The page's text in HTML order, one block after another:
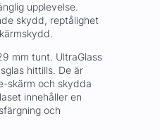
upplevelse.
skydd, reptålighet
mm tunt. UltraGlass
hittills. De är
skärm och skydda
innehåller en
och